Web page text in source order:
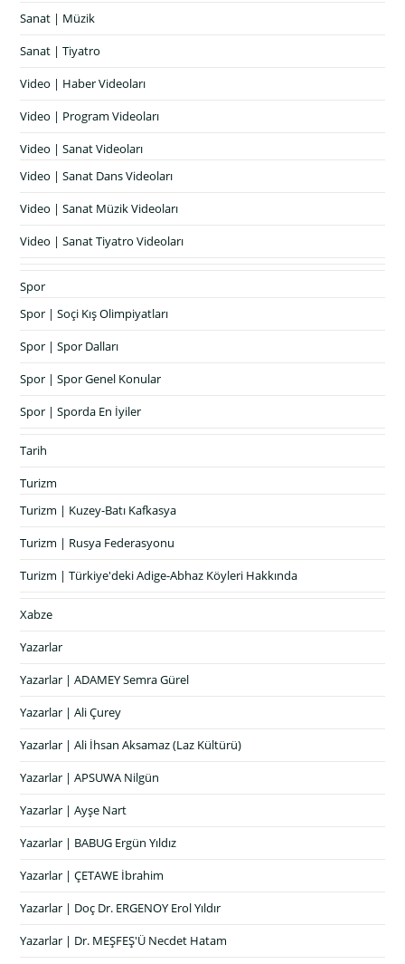
Sanat | Müzik
Sanat | Tiyatro
Video | Haber Videoları
Video | Program Videoları
Video | Sanat Videoları
Video | Sanat Dans Videoları
Video | Sanat Müzik Videoları
Video | Sanat Tiyatro Videoları
Spor
Spor | Soçi Kış Olimpiyatları
Spor | Spor Dalları
Spor | Spor Genel Konular
Spor | Sporda En İyiler
Tarih
Turizm
Turizm | Kuzey-Batı Kafkasya
Turizm | Rusya Federasyonu
Turizm | Türkiye'deki Adige-Abhaz Köyleri Hakkında
Xabze
Yazarlar
Yazarlar | ADAMEY Semra Gürel
Yazarlar | Ali Çurey
Yazarlar | Ali İhsan Aksamaz (Laz Kültürü)
Yazarlar | APSUWA Nilgün
Yazarlar | Ayşe Nart
Yazarlar | BABUG Ergün Yıldız
Yazarlar | ÇETAWE İbrahim
Yazarlar | Doç Dr. ERGENOY Erol Yıldır
Yazarlar | Dr. MEŞFEŞ'Ü Necdet Hatam